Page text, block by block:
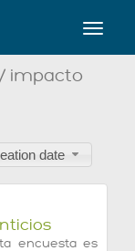
/ impacto
date
encuesta es